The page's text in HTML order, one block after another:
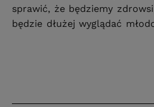
sprawić, że będziemy
będzie dłużej wyglądać